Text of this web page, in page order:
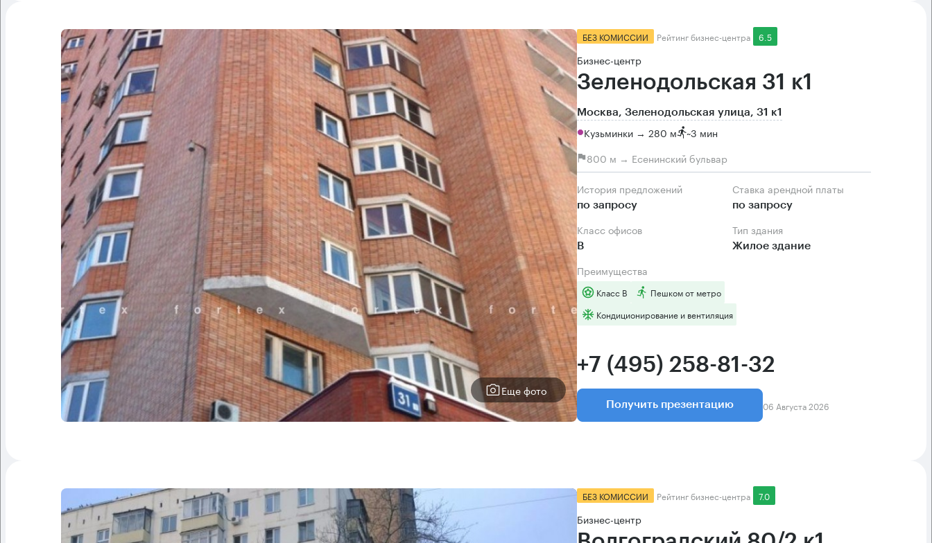
Еще фото
БЕЗ КОМИССИИ Рейтинг бизнес-центра 6.5
Бизнес-центр
Зеленодольская 31 к1
Москва, Зеленодольская улица, 31 к1
Кузьминки → 280 м ~3 мин
800 м → Есенинский бульвар
История предложений
по запросу
Ставка арендной платы
по запросу
Класс офисов
B
Тип здания
Жилое здание
Преимущества
Класс B
Пешком от метро
Кондиционирование и вентиляция
+7 (495) 258-81-32
Получить презентацию 06 Августа 2026
БЕЗ КОМИССИИ Рейтинг бизнес-центра 7.0
Бизнес-центр